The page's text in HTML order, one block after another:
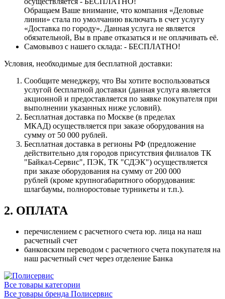
Обращаем Ваше внимание, что компания «Деловые
линии» стала по умолчанию включать в счет услугу
«Доставка по городу». Данная услуга не является
обязательной, Вы в праве отказаться и не оплачивать её.
Самовывоз с нашего склада: - БЕСПЛАТНО!
Условия, необходимые для бесплатной доставки:
Сообщите менеджеру, что Вы хотите воспользоваться
услугой бесплатной доставки (данная услуга является
акционной и предоставляется по заявке покупателя при
выполнении указанных ниже условий).
Бесплатная доставка по Москве (в пределах
МКАД) осуществляется при заказе оборудования на
сумму от 50 000 рублей.
Бесплатная доставка в регионы РФ (предложение
действительно для городов присутствия филиалов ТК
"Байкал-Сервис", ПЭК, ТК "СДЭК") осуществляется
при заказе оборудования на сумму от 200 000
рублей (кроме крупногабаритного оборудования:
шлагбаумы, полноростовые турникеты и т.п.).
2. ОПЛАТА
перечислением с расчетного счета юр. лица на наш
расчетный счет
банковским переводом с расчетного счета покупателя на
наш расчетный счет через отделение Банка
Все товары категории
Все товары бренда Полисервис